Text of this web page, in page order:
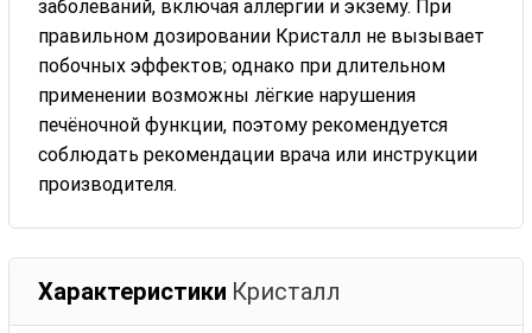
заболеваний, включая аллергии и экзему. При
правильном дозировании Кристалл не вызывает
побочных эффектов; однако при длительном
применении возможны лёгкие нарушения
печёночной функции, поэтому рекомендуется
соблюдать рекомендации врача или инструкции
производителя.
Характеристики Кристалл